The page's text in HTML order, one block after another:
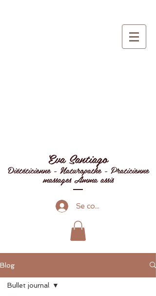
Eva Santiago
Diététicienne - Naturopathe - Praticienne
massages Amma assis
Se connecter
Blog
Bullet journal